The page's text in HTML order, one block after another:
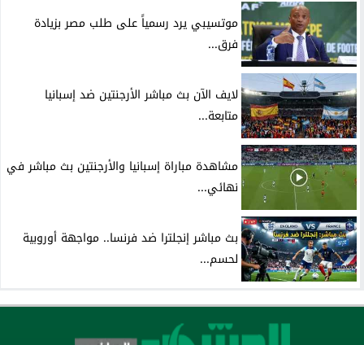
موتسيبي يرد رسمياً على طلب مصر بزيادة
فرق...
لايف الآن بث مباشر الأرجنتين ضد إسبانيا
متابعة...
مشاهدة مباراة إسبانيا والأرجنتين بث مباشر في
نهائي...
بث مباشر إنجلترا ضد فرنسا.. مواجهة أوروبية
لحسم...